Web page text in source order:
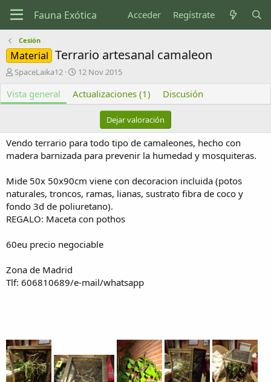
Acceder Regístrate
Cesión
Material Terrario artesanal camaleon
A
t
o
SpaceLaika12
F
c
h
c
r
a
c
ó
n
12 Nov 2015
Vista general Actualizaciones (1) Discusión
Dejar valoración
Vendo terrario para todo tipo de camaleones, hecho con
madera barnizada para prevenir la humedad y mosquiteras.
Mide 50x 50x90cm viene con decoracion incluida (potos
naturales, troncos, ramas, lianas, sustrato fibra de coco y
fondo 3d de poliuretano).
REGALO: Maceta con pothos
60eu precio negociable
Zona de Madrid
Tlf: 606810689/e-mail/whatsapp